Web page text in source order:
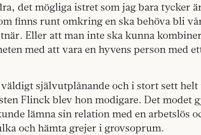
det mögliga istret som jag bara tycker
finns runt omkring en ska behöva bli
Eller att man inte ska kunna
med att vara en hyvens person med
självutplånande och i stort sett
Flinck blev hon modigare. Det modet
lämna sin relation med en arbetslös
och hämta grejer i grovsoprum.